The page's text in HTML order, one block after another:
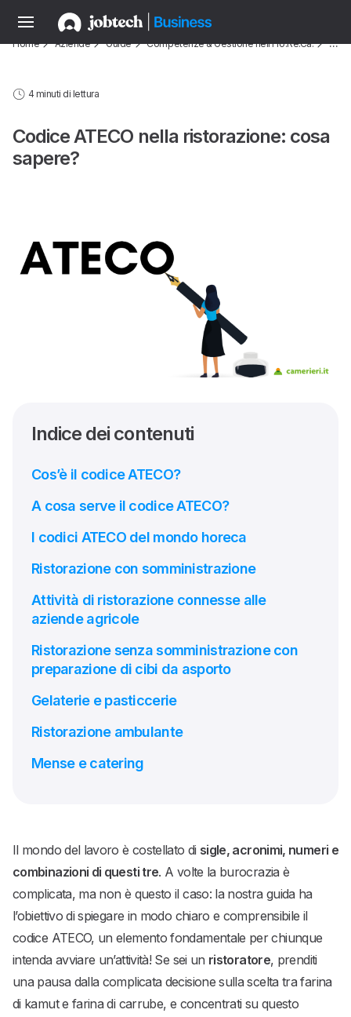
Home Aziende Guide Competenze & Gestione nell'Ho.Re.Ca. …
4 minuti di lettura
Codice ATECO nella ristorazione: cosa
sapere?
Indice dei contenuti
Cos’è il codice ATECO?
A cosa serve il codice ATECO?
I codici ATECO del mondo horeca
Ristorazione con somministrazione
Attività di ristorazione connesse alle
aziende agricole
Ristorazione senza somministrazione con
preparazione di cibi da asporto
Gelaterie e pasticcerie
Ristorazione ambulante
Mense e catering
Il mondo del lavoro è costellato di sigle, acronimi, numeri e
combinazioni di questi tre. A volte la burocrazia è
complicata, ma non è questo il caso: la nostra guida ha
l’obiettivo di spiegare in modo chiaro e comprensibile il
codice ATECO, un elemento fondamentale per chiunque
intenda avviare un’attività! Se sei un ristoratore, prenditi
una pausa dalla complicata decisione sulla scelta tra farina
di kamut e farina di carrube, e concentrati su questo